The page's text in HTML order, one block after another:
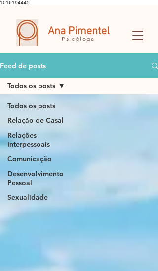
1016194445
Ana Pimentel
Psicóloga
Feed de posts
Todos os posts
Relação de Casal
Relações
Interpessoais
Comunicação
Desenvolvimento
Pessoal
Sexualidade
Todos os posts